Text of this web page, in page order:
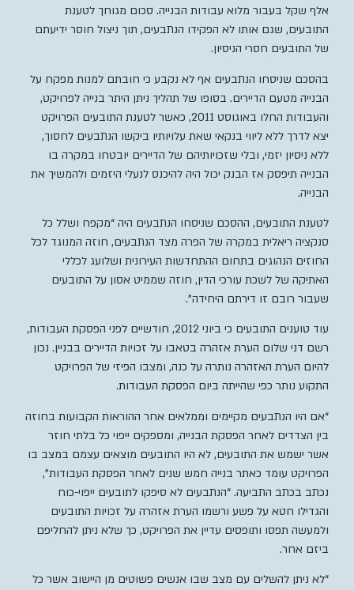
אלף שקל בעבור מלוא עבודות הבנייה. סכום מגוחך לטענת
התובעים, שגם אותו לא הפקידו הנתבעים, תוך ניצול חוסר ידיעתם
של התובעים חסרי הניסיון.
בהסכם שניסחו הנתבעים אף לא נקבע כי חובתם למנות מפקח על
הבנייה מטעם הדיירים. בסופו של תהליך ניתן היתר בנייה לפרויקט,
והעבודות החלו באוגוסט 2011, כאשר לטענת התובעים הפרויקט
יצא לדרך ללא ליווי בנקאי שאת עלויותיו ביקשו הנתבעים לחסוך,
ללא ניסיון יזמי, ובלי שזכויותיהם של הדיירים יובטחו במקרה בו
הבנייה תיפסק אז הבנק יכול היה להיכנס לנעלי היזמים ולהמשיך את
הבנייה.
לטענת התובעים, ההסכם שניסחו הנתבעים היה “מקפח ושלל כל
סנקציה ריאלית במקרה של הפרה מצד הנתבעים, חוזה המנוגד לכל
החוזים הנהוגים בתחום ההתחדשות העירונית ושלועג לכללי
האתיקה של לשכת עורכי הדין, חוזה שממיט אסון על התובעים
שעבור רובם זו דירתם היחידה”.
עוד טוענים התובעים כי ביוני 2012, חודשיים לפני הפסקת העבודות,
רשם דני שלום הערת אזהרה בטאבו על זכויות הדיירים בבניין. נכון
להיום הערת האזהרה נותרה על כנה, ומצבו הפיזי של הפרויקט
התקוע נותר כפי שהייתה ביום הפסקת העבודות.
“אם היו הנתבעים מקיימים וממלאים אחר ההוראות הקבועות בחוזה
בין הצדדים לאחר הפסקת הבנייה, ומספקים ייפוי כל בלתי חוזר
אשר ישמש את התובעים, לא היו התובעים מוצאים עצמם במצב בו
הפרויקט עומד כאתר בנייה חמש שנים לאחר הפסקת העבודות”,
נכתב בכתב התביעה. “הנתבעים לא סיפקו לתובעים ייפוי-כוח
והגדילו חטא על פשע ורשמו הערת אזהרה על זכויות התובעים
ולמעשה תפסו ותופסים עדיין את הפרויקט, כך שלא ניתן להחליפם
ביזם אחר.
“לא ניתן להשלים עם מצב שבו אנשים פשוטים מן היישוב אשר כל